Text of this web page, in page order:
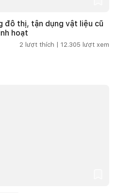
đô thị, tận dụng vật liệu cũ
hoạt
2 lượt thích | 12.305 lượt xem